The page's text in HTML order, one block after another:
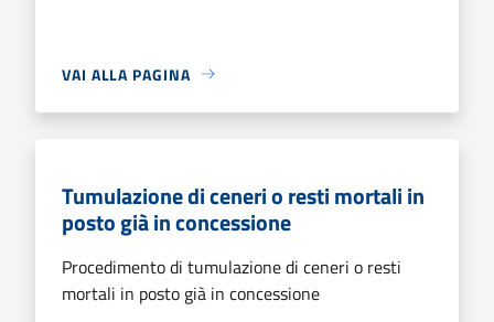
VAI ALLA PAGINA
Tumulazione di ceneri o resti mortali in
posto già in concessione
Procedimento di tumulazione di ceneri o resti
mortali in posto già in concessione